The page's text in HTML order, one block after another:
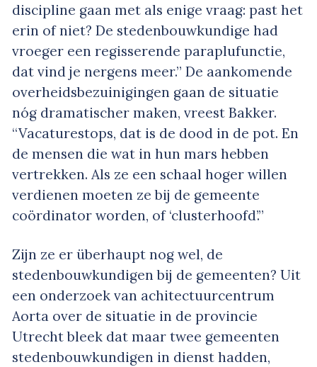
discipline gaan met als enige vraag: past het
erin of niet? De stedenbouwkundige had
vroeger een regisserende paraplufunctie,
dat vind je nergens meer.” De aankomende
overheidsbezuinigingen gaan de situatie
nóg dramatischer maken, vreest Bakker.
“Vacaturestops, dat is de dood in de pot. En
de mensen die wat in hun mars hebben
vertrekken. Als ze een schaal hoger willen
verdienen moeten ze bij de gemeente
coördinator worden, of ‘clusterhoofd’.”
Zijn ze er überhaupt nog wel, de
stedenbouwkundigen bij de gemeenten? Uit
een onderzoek van achitectuurcentrum
Aorta over de situatie in de provincie
Utrecht bleek dat maar twee gemeenten
stedenbouwkundigen in dienst hadden,